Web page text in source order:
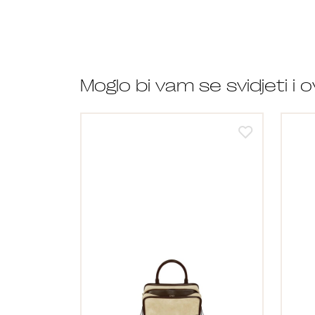
Moglo bi vam se svidjeti i